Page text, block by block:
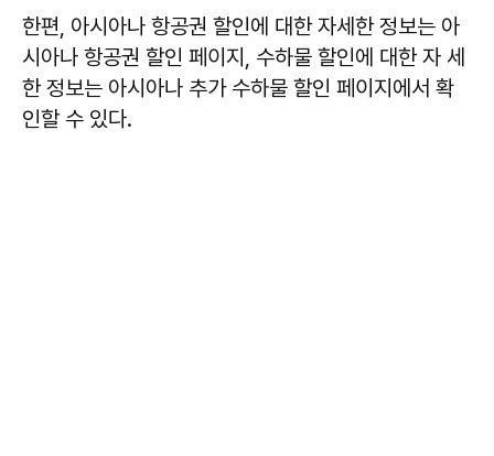
한편, 아시아나 항공권 할인에 대한 자세한 정보는 아
시아나 항공권 할인 페이지, 수하물 할인에 대한 자 세
한 정보는 아시아나 추가 수하물 할인 페이지에서 확
인할 수 있다.